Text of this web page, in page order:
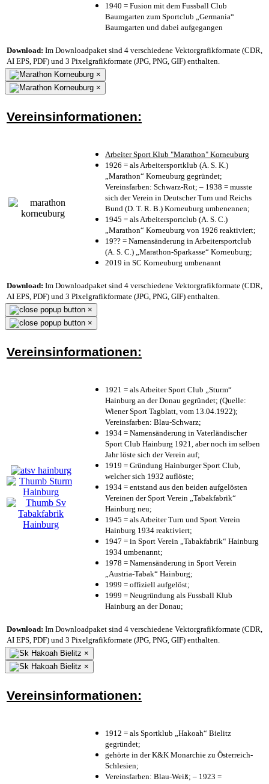
1940 = Fusion mit dem Fussball Club
Baumgarten zum Sportclub „Germania“
Baumgarten und dabei aufgegangen
Download: Im Downloadpaket sind 4 verschiedene Vektorgrafikformate (CDR,
AI EPS, PDF) und 3 Pixelgrafikformate (JPG, PNG, GIF) enthalten.
×
×
Vereinsinformationen:
Arbeiter Sport Klub "Marathon" Korneuburg
1926 = als Arbeitersportklub (A. S. K.)
„Marathon“ Korneuburg gegründet;
Vereinsfarben: Schwarz-Rot; – 1938 = musste
sich der Verein in Deutscher Turn und Reichs
Bund (D. T. R. B.) Korneuburg umbenennen;
1945 = als Arbeitersportclub (A. S. C.)
„Marathon“ Korneuburg von 1926 reaktiviert;
19?? = Namensänderung in Arbeitersportclub
(A. S. C.) „Marathon-Sparkasse“ Korneuburg;
2019 in SC Korneuburg umbenannt
Download: Im Downloadpaket sind 4 verschiedene Vektorgrafikformate (CDR,
AI EPS, PDF) und 3 Pixelgrafikformate (JPG, PNG, GIF) enthalten.
×
×
Vereinsinformationen:
1921 = als Arbeiter Sport Club „Sturm“
Hainburg an der Donau gegründet; (Quelle:
Wiener Sport Tagblatt, vom 13.04.1922);
Vereinsfarben: Blau-Schwarz;
1934 = Namensänderung in Vaterländischer
Sport Club Hainburg 1921, aber noch im selben
Jahr löste sich der Verein auf;
1919 = Gründung Hainburger Sport Club,
welcher sich 1932 auflöste;
1934 = entstand aus den beiden aufgelösten
Vereinen der Sport Verein „Tabakfabrik“
Hainburg neu;
1945 = als Arbeiter Turn und Sport Verein
Hainburg 1934 reaktiviert;
1947 = in Sport Verein „Tabakfabrik“ Hainburg
1934 umbenannt;
1978 = Namensänderung in Sport Verein
„Austria-Tabak“ Hainburg;
1999 = offiziell aufgelöst;
1999 = Neugründung als Fussball Klub
Hainburg an der Donau;
Download: Im Downloadpaket sind 4 verschiedene Vektorgrafikformate (CDR,
AI EPS, PDF) und 3 Pixelgrafikformate (JPG, PNG, GIF) enthalten.
×
×
Vereinsinformationen:
1912 = als Sportklub „Hakoah“ Bielitz
gegründet;
gehörte in der K&K Monarchie zu Österreich-
Schlesien;
Vereinsfarben: Blau-Weiß; – 1923 =